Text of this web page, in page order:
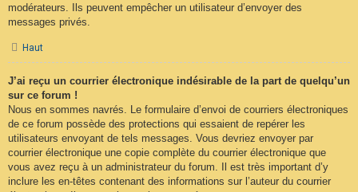
modérateurs. Ils peuvent empêcher un utilisateur d’envoyer des
messages privés.
Haut
J’ai reçu un courrier électronique indésirable de la part de quelqu’un
sur ce forum !
Nous en sommes navrés. Le formulaire d’envoi de courriers électroniques
de ce forum possède des protections qui essaient de repérer les
utilisateurs envoyant de tels messages. Vous devriez envoyer par
courrier électronique une copie complète du courrier électronique que
vous avez reçu à un administrateur du forum. Il est très important d’y
inclure les en-têtes contenant des informations sur l’auteur du courrier